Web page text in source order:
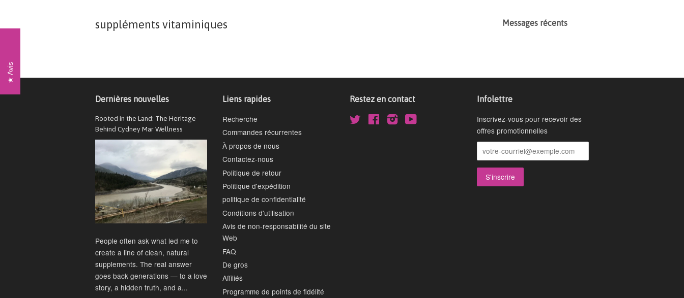
suppléments vitaminiques Messages récents
Dernières nouvelles
Rooted in the Land: The Heritage
Behind Cydney Mar Wellness
People often ask what led me to
create a line of clean, natural
supplements. The real answer
goes back generations — to a love
story, a hidden truth, and a...
Liens rapides
Recherche
Commandes récurrentes
À propos de nous
Contactez-nous
Politique de retour
Politique d'expédition
politique de confidentialité
Conditions d'utilisation
Avis de non-responsabilité du site
Web
FAQ
De gros
Affiliés
Programme de points de fidélité
Restez en contact
Twitter FacebookInstagram
Infolettre
Inscrivez-vous pour recevoir des
offres promotionnelles
Avis